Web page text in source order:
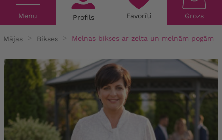
Menu Profils Favorīti Grozs
Mājas Bikses Melnas bikses ar zelta un melnām pogām